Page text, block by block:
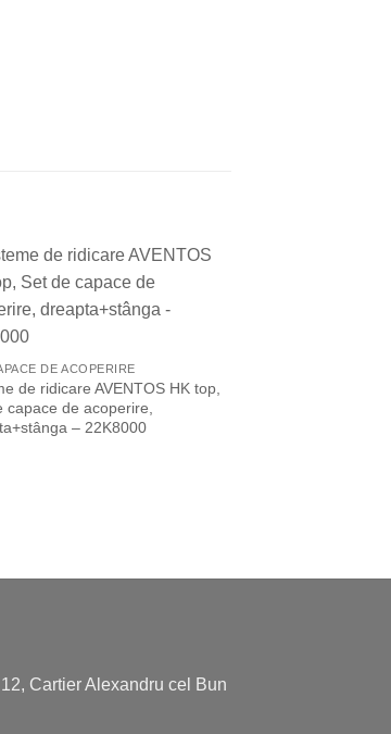
Wishlist
DE ACOPERIRE
de ridicare AVENTOS HK top,
capace de acoperire,
– 22K8000
12, Cartier Alexandru cel Bun